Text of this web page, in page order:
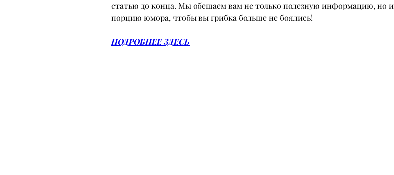
статью до конца. Мы обещаем вам не только полезную информацию, но и
порцию юмора, чтобы вы грибка больше не боялись!
ПОДРОБНЕЕ ЗДЕСЬ